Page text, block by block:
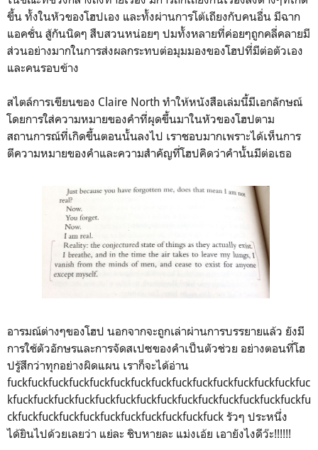
ขึ้น ทั้งในหัวของโฮปเอง และทั้งผ่านการโต้เถียงกับคนอื่น มีฉาก
แอคชั่น สู้กันนิดๆ สืบสวนหน่อยๆ ปมทั้งหลายที่ค่อยๆถูกคลี่คลายมี
ส่วนอย่างมากในการส่งผลกระทบต่อมุมมองของโฮปที่มีต่อตัวเอง
และคนรอบข้าง
สไตล์การเขียนของ Claire North ทำให้หนังสือเล่มนี้มีเอกลักษณ์
โดยการใส่ความหมายของคำที่ผุดขึ้นมาในหัวของโฮปตาม
สถานการณ์ที่เกิดขึ้นตอนนั้นลงไป เราชอบมากเพราะได้เห็นการ
ตีความหมายของคำและความสำคัญที่โฮปคิดว่าคำนั้นมีต่อเธอ
อารมณ์ต่างๆของโฮป นอกจากจะถูกเล่าผ่านการบรรยายแล้ว ยังมี
การใช้ตัวอักษรและการจัดสเปซของคำเป็นตัวช่วย อย่างตอนที่โฮ
ปรู้สึกว่าทุกอย่างผิดแผน เราก็จะได้อ่าน
fuckfuckfuckfuckfuckfuckfuckfuckfuckfuckfuckfuckfuckfuckfuc
kfuckfuckfuckfuckfuckfuckfuckfuckfuckfuckfuckfuckfuckfuckfu
ckfuckfuckfuckfuckfuckfuckfuckfuckfuckfuck รัวๆ ประหนึ่ง
ได้ยินไปด้วยเลยว่า แย่ละ ชิบหายละ แม่งเอ้ย เอายังไงดีว๊ะ!!!!!!